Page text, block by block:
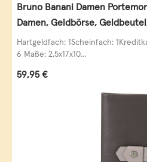
Bruno Banani Damen
Damen, Geldbörse,
Leder
Hartgeldfach: 1Scheinfach:
6 Maße: 2,5x17x10...
Regulärer Preis:
59,95 €